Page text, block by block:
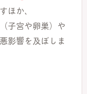
か、
子宮や卵巣）や
影響を及ぼしま